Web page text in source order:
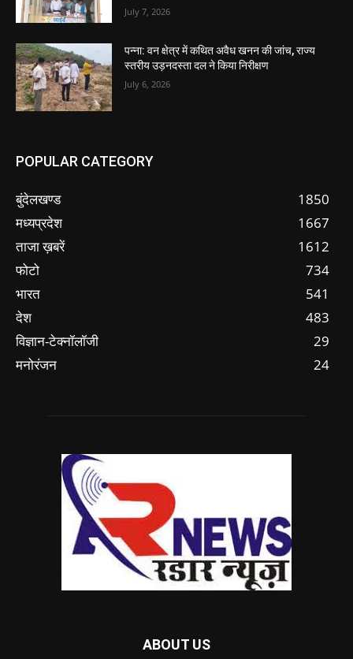
July 7, 2026
पन्ना: वन क्षेत्र में कथित अवैध खनन की जांच, राज्य
स्तरीय उड़नदस्ता दल ने किया निरीक्षण
July 6, 2026
POPULAR CATEGORY
बुंदेलखण्ड
1850
मध्यप्रदेश
1667
ताजा ख़बरें
1612
फोटो
734
भारत
541
देश
483
विज्ञान-टेक्नॉलॉजी
29
मनोरंजन
24
ABOUT US